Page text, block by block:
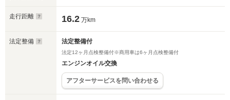
走行距離 16.2 万km
法定整備 法定整備付
法定12ヶ月点検整備付※商用車は6ヶ月点検整備付
エンジンオイル交換
アフターサービスを問い合わせる